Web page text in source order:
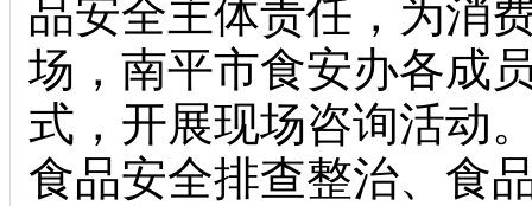
品安全主体责任，为消
场，南平市食安办各成
式，开展现场咨询活动
食品安全排查整治、食